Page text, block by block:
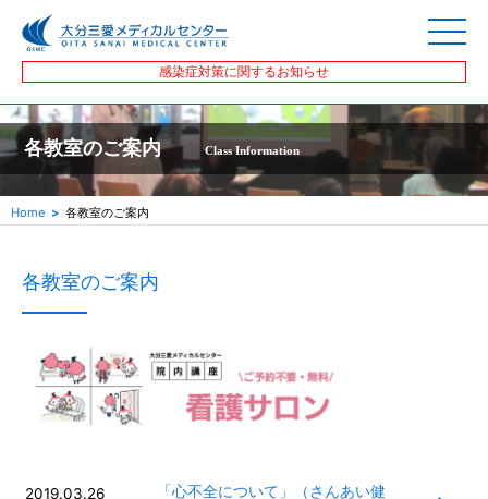
感染症対策に関するお知らせ
各教室のご案内 Class Information
Home 各教室のご案内
各教室のご案内
2019.03.26
「心不全について」（さんあい健